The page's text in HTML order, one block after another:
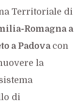
Territoriale di
Romagna a
a Padova con
la
di